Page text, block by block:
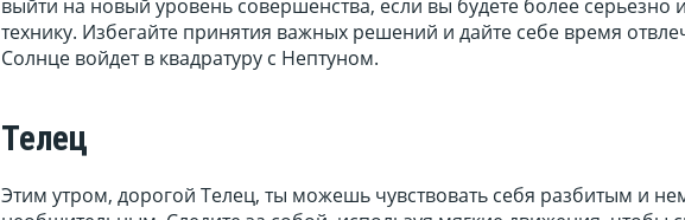
выйти на новый уровень совершенства, если вы будете более серьезно
технику. Избегайте принятия важных решений и дайте себе время
Солнце войдет в квадратуру с Нептуном.
Телец
Этим утром, дорогой Телец, ты можешь чувствовать себя разбитым и